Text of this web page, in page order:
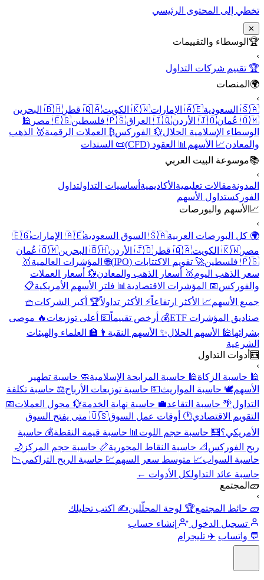
تخطي إلى المحتوى الرئيسي
✕
🏆 الوسطاء والتقييمات
›
🏆 تقييم شركات التداول
🌍 المنصات
›
🇸🇦 السعودية
🇦🇪 الإمارات 🇰🇼 الكويت 🇶🇦 قطر
🇧🇭 البحرين
🇴🇲 عُمان
🇯🇴 الأردن 🇮🇶 العراق 🇵🇸 فلسطين 🇪🇬 مصر
🕌
الوسطاء الإسلامية الحلال💱 الفوركس₿ العملات الرقمية🥇 الذهب
والمعادن📈 الأسهم 📊 العقود (CFD)
📜 السندات
📚موسوعة البيت العربي
›
المدونةمقالات تعليمية الأكاديمية أساسيات التداولتداول
الفوركستداول الأسهم
📈 الأسهم والبورصات
›
🌍 كل البورصات العربية🇸🇦 السوق السعودية 🇦🇪 الإمارات
🇪🇬
مصر 🇰🇼 الكويت 🇶🇦 قطر 🇯🇴 الأردن 🇧🇭 البحرين
🇴🇲 عُمان
🇵🇸 فلسطين
🚀 تقويم الاكتتابات (IPO) 🌐 المؤشرات العالمية🥇
سعر الذهب اليوم🥇 أسعار الذهب والمعادن💱 أسعار العملات
والفوركس📅 المؤشرات الاقتصادية 📊 فلتر الأسهم الأمريكية📋
جميع الأسهم📈 الأكثر ارتفاعاً⚡ الأكثر تداولاً🏆 أكبر الشركات🧺
صناديق المؤشرات ETF
💰 أرخص تقييماً💵 أعلى توزيعات 🔥 موصى
بشرائها🕌 الأسهم الحلال✨ الأسهم النقية 👨‍🏫 العلماء والهيئات
الشرعية
🧮 أدوات التداول
›
🕌 حاسبة الزكاة🕌 حاسبة المرابحة الإسلامية🧼 حاسبة تطهير
الأسهم🕊️ حاسبة المواريث💵 حاسبة توزيعات الأرباح⚖️ حاسبة تكلفة
التداول🌴 حاسبة التقاعد💼 حاسبة نهاية الخدمة💱 محول العملات📅
التقويم الاقتصادي🕐 أوقات عمل السوق
🇺🇸 متى يفتح السوق
الأمريكي؟🧮 حاسبة حجم اللوت 📊 حاسبة قيمة النقطة💰 حاسبة
ربح الفوركس 📐 حاسبة النقاط المحورية📏 حاسبة حجم المركز 🌙
حاسبة السواب📈 متوسط سعر السهم💹 حاسبة الربح التراكمي📉
حاسبة عائد التداولكل الأدوات ←
🧱 المجتمع
›
🧱 حائط المجتمع🏆 لوحة المحلّلين✍️ اكتب تحليلك
تسجيل الدخول
إنشاء حساب
💬 واتساب ✈️ تليجرام